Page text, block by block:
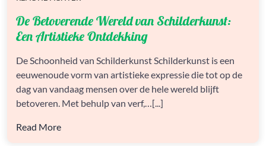
BETOVERENDE
WERELD
VAN
EEN
ARTISTIEKE
ONTDEKKING
De Betoverende Wereld van Schilderkunst:
Een Artistieke Ontdekking
De Schoonheid van Schilderkunst Schilderkunst is een
eeuwenoude vorm van artistieke expressie die tot op de
dag van vandaag mensen over de hele wereld blijft
betoveren. Met behulp van verf,…[...]
Read More